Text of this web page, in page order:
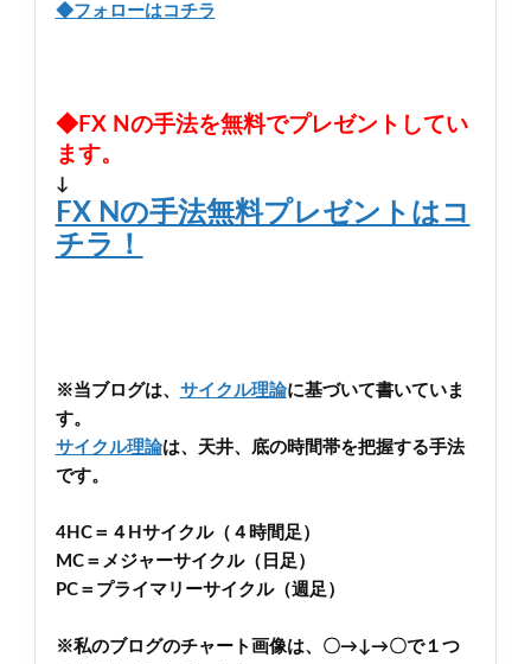
◆フォローはコチラ
◆FX Nの手法を無料でプレゼントしてい
ます。
↓
FX Nの手法無料プレゼントはコ
チラ！
※当ブログは、 サイクル理論に基づいて書いていま
す。
サイクル理論は、天井、底の時間帯を把握する手法
です。
4HC＝４Hサイクル（４時間足）
MC＝メジャーサイクル（日足）
PC＝プライマリーサイクル（週足）
※私のブログのチャート画像は、〇→↓→〇で１つ